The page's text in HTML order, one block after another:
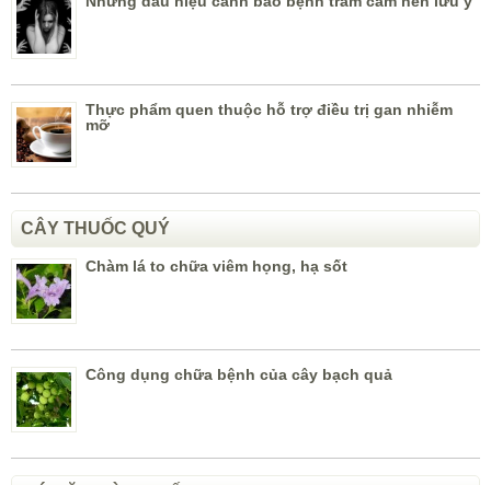
Thực phẩm quen thuộc hỗ trợ điều trị gan nhiễm
mỡ
CÂY THUỐC QUÝ
Chàm lá to chữa viêm họng, hạ sốt
Công dụng chữa bệnh của cây bạch quả